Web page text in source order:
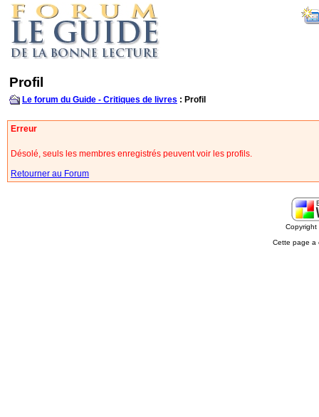
Profil
Le forum du Guide - Critiques de livres : Profil
Erreur
Désolé, seuls les membres enregistrés peuvent voir les profils.
Retourner au Forum
Cette page a